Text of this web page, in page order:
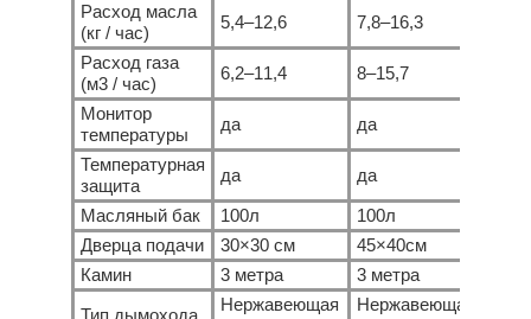
Расход масла
(кг / час)
5,4–12,6 7,8–16,3
Расход газа
(м3 / час)
6,2–11,4 8–15,7
Монитор
температуры
да да
Температурная
защита
да да
Масляный бак
100л 100л
Дверца подачи
30×30 см 45×40см
Камин
3 метра 3 метра
Тип дымохода
Нержавеющая
Нержавеющая